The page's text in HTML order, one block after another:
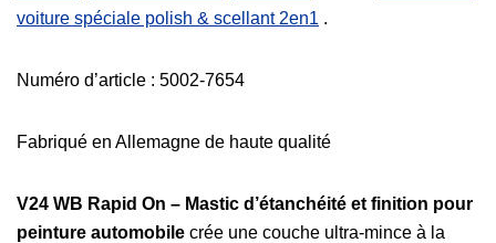
voiture spéciale polish & scellant 2en1 .
Numéro d’article : 5002-7654
Fabriqué en Allemagne de haute qualité
V24 WB Rapid On – Mastic d’étanchéité et finition pour
peinture automobile crée une couche ultra-mince à la